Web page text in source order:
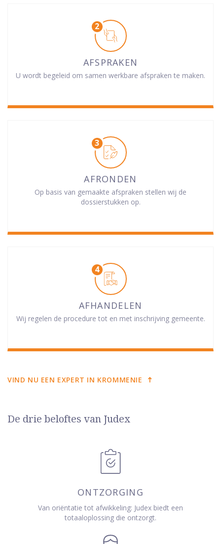
AFSPRAKEN
U wordt begeleid om samen werkbare afspraken te maken.
AFRONDEN
Op basis van gemaakte afspraken stellen wij de
dossierstukken op.
AFHANDELEN
Wij regelen de procedure tot en met inschrijving gemeente.
VIND NU EEN EXPERT IN KROMMENIE
De drie beloftes van Judex
ONTZORGING
Van oriëntatie tot afwikkeling: Judex biedt een
totaaloplossing die ontzorgt.